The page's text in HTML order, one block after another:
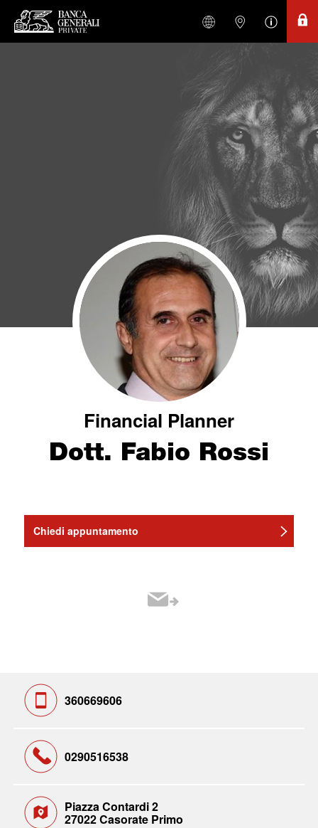
Financial Planner
Dott. Fabio Rossi
Chiedi appuntamento
360669606
0290516538
Piazza Contardi 2
27022 Casorate Primo